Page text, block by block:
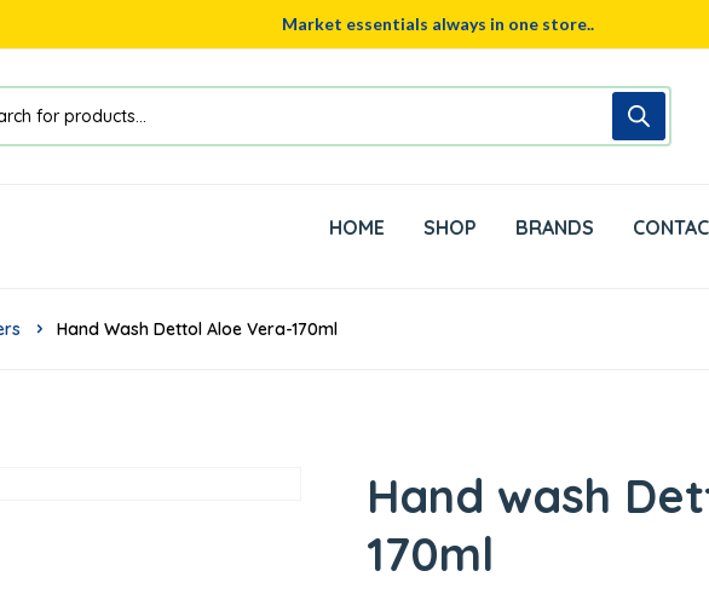
Market essentials always in one store..
HOME SHOP BRANDS
Hand Wash Dettol Aloe Vera-170ml
Hand wash
170ml